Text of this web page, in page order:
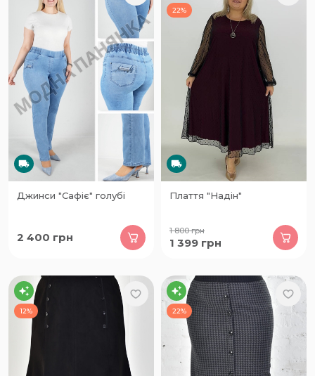
Джинси "Сафіє" голубі
2 400 грн
22%
Плаття "Надін"
1 800грн
1 399 грн
12% 22%